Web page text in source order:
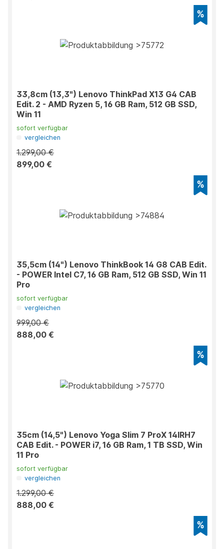
33,8cm (13,3") Lenovo ThinkPad X13 G4 CAB
Edit. 2 - AMD Ryzen 5, 16 GB Ram, 512 GB SSD,
Win 11
sofort verfügbar
vergleichen
1.299,00 €
899,00 €
35,5cm (14") Lenovo ThinkBook 14 G8 CAB Edit.
- POWER Intel C7, 16 GB Ram, 512 GB SSD, Win 11
Pro
sofort verfügbar
vergleichen
999,00 €
888,00 €
35cm (14,5") Lenovo Yoga Slim 7 ProX 14IRH7
CAB Edit. - POWER i7, 16 GB Ram, 1 TB SSD, Win
11 Pro
sofort verfügbar
vergleichen
1.299,00 €
888,00 €